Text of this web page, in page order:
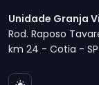
Unidade Granja
Rod. Raposo
km 24 - Cotia - SP